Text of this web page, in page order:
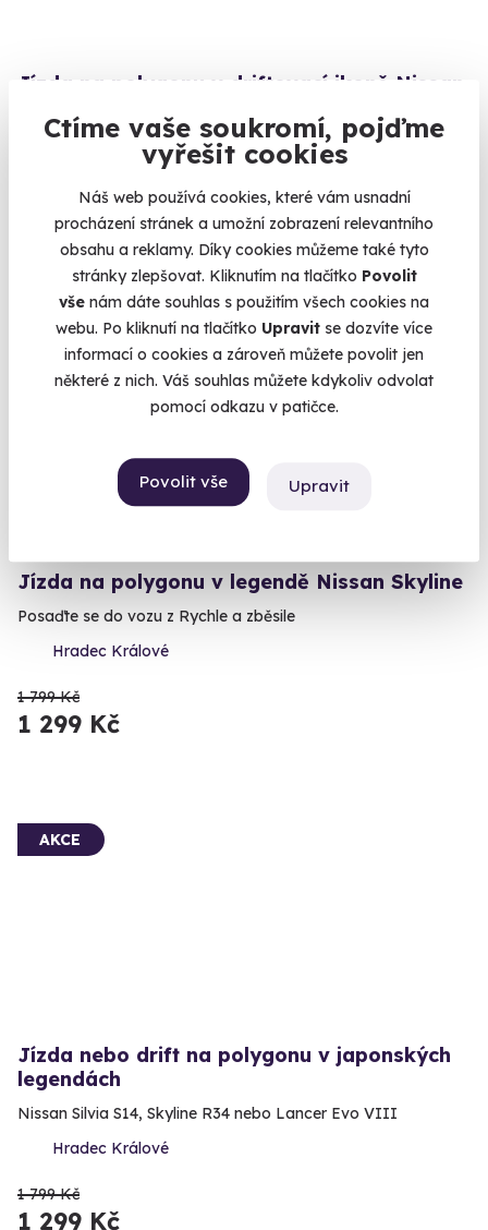
Ctíme vaše soukromí, pojďme
vyřešit cookies
Náš web používá cookies, které vám usnadní
procházení stránek a umožní zobrazení relevantního
obsahu a reklamy. Díky cookies můžeme také tyto
stránky zlepšovat. Kliknutím na tlačítko Povolit
vše nám dáte souhlas s použitím všech cookies na
webu. Po kliknutí na tlačítko Upravit se dozvíte více
informací o cookies a zároveň můžete povolit jen
některé z nich. Váš souhlas můžete kdykoliv odvolat
pomocí odkazu v patičce.
Povolit vše Upravit
Jízda na polygonu v driftovací ikoně Nissan
Královna driftu z devadesátek
1 799 Kč
1 299 Kč
AKCE
Jízda na polygonu v legendě Nissan Skyline
Posaďte se do vozu z Rychle a zběsile
Hradec Králové
1 799 Kč
1 299 Kč
AKCE
Jízda nebo drift na polygonu v japonských
legendách
Nissan Silvia S14, Skyline R34 nebo Lancer Evo VIII
Hradec Králové
1 799 Kč
1 299 Kč